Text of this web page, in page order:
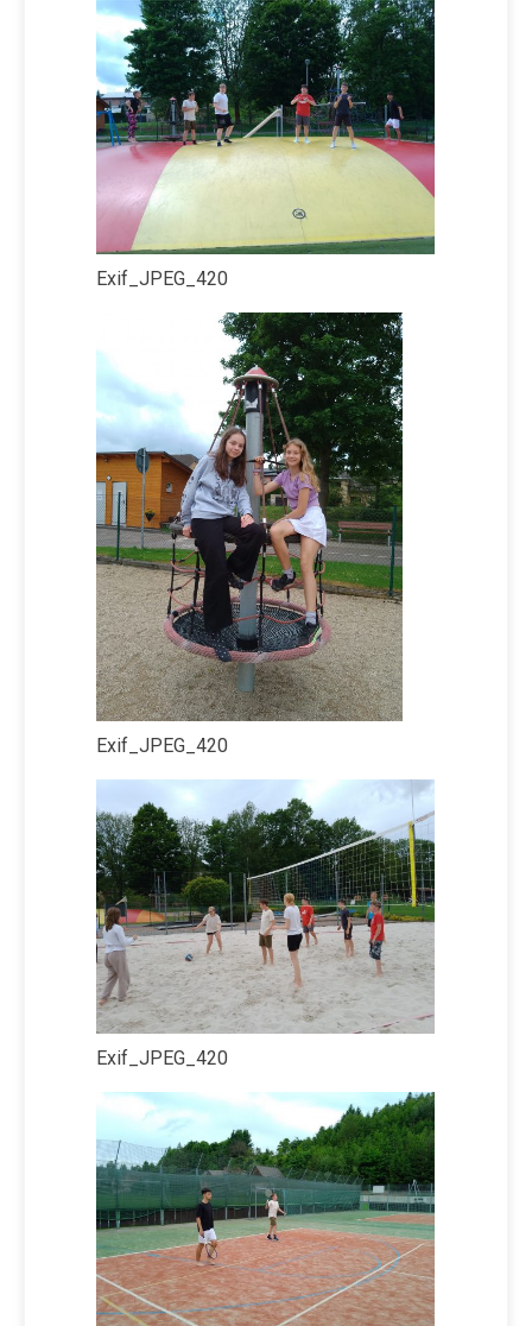
Exif_JPEG_420
Exif_JPEG_420
Exif_JPEG_420